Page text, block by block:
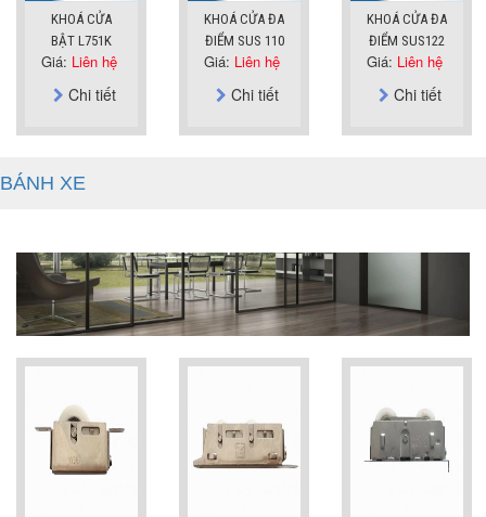
KHOÁ CỬA
BẬT L751K
Giá: Liên hệ
Chi tiết
KHOÁ CỬA ĐA
ĐIỂM SUS 110
Giá: Liên hệ
Chi tiết
KHOÁ CỬA ĐA
ĐIỂM SUS122
Giá: Liên hệ
Chi tiết
BÁNH XE